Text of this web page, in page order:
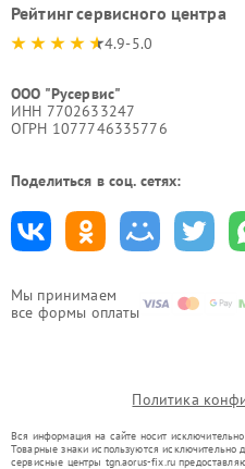
Мы принимаем
все формы оплаты
Рейтинг сервисного центра
4.9-5.0
ООО "Русервис"
ИНН 7702633247
ОГРН 1077746335776
Поделиться в соц. сетях:
Политика
Вся информация на сайте носит
Товарные знаки используются исключительно
сервисные центры tgn.aorus-fix.ru